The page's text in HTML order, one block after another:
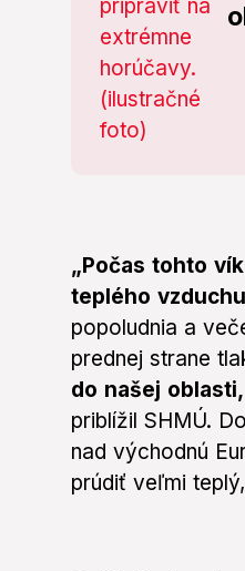
„Počas tohto
teplého
popoludnia a
prednej strane
do našej
priblížil SHMÚ.
nad východnú
prúdiť veľmi